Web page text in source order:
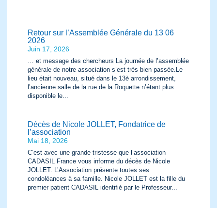
Retour sur l’Assemblée Générale du 13 06
2026
Juin 17, 2026
… et message des chercheurs La journée de l’assemblée
générale de notre association s’est très bien passée.Le
lieu était nouveau, situé dans le 13è arrondissement,
l’ancienne salle de la rue de la Roquette n’étant plus
disponible le...
Décès de Nicole JOLLET, Fondatrice de
l’association
Mai 18, 2026
C’est avec une grande tristesse que l’association
CADASIL France vous informe du décès de Nicole
JOLLET. L’Association présente toutes ses
condoléances à sa famille. Nicole JOLLET est la fille du
premier patient CADASIL identifié par le Professeur...